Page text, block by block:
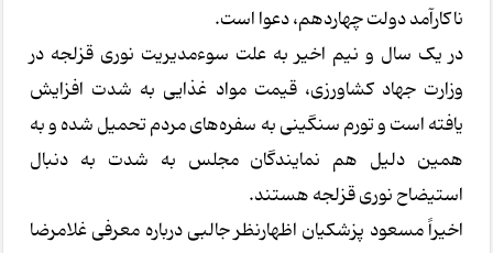
ناکارآمد دولت چهاردهم، دعوا است.
در یک سال و نیم اخیر به علت سوءمدیریت نوری قزلجه در
وزارت جهاد کشاورزی، قیمت مواد غذایی به شدت افزایش
یافته است و تورم سنگینی به سفره‌های مردم تحمیل شده و به
همین دلیل هم نمایندگان مجلس به شدت به دنبال
استیضاح نوری قزلجه هستند.
اخیراً مسعود پزشکیان اظهارنظر جالبی درباره معرفی غلامرضا